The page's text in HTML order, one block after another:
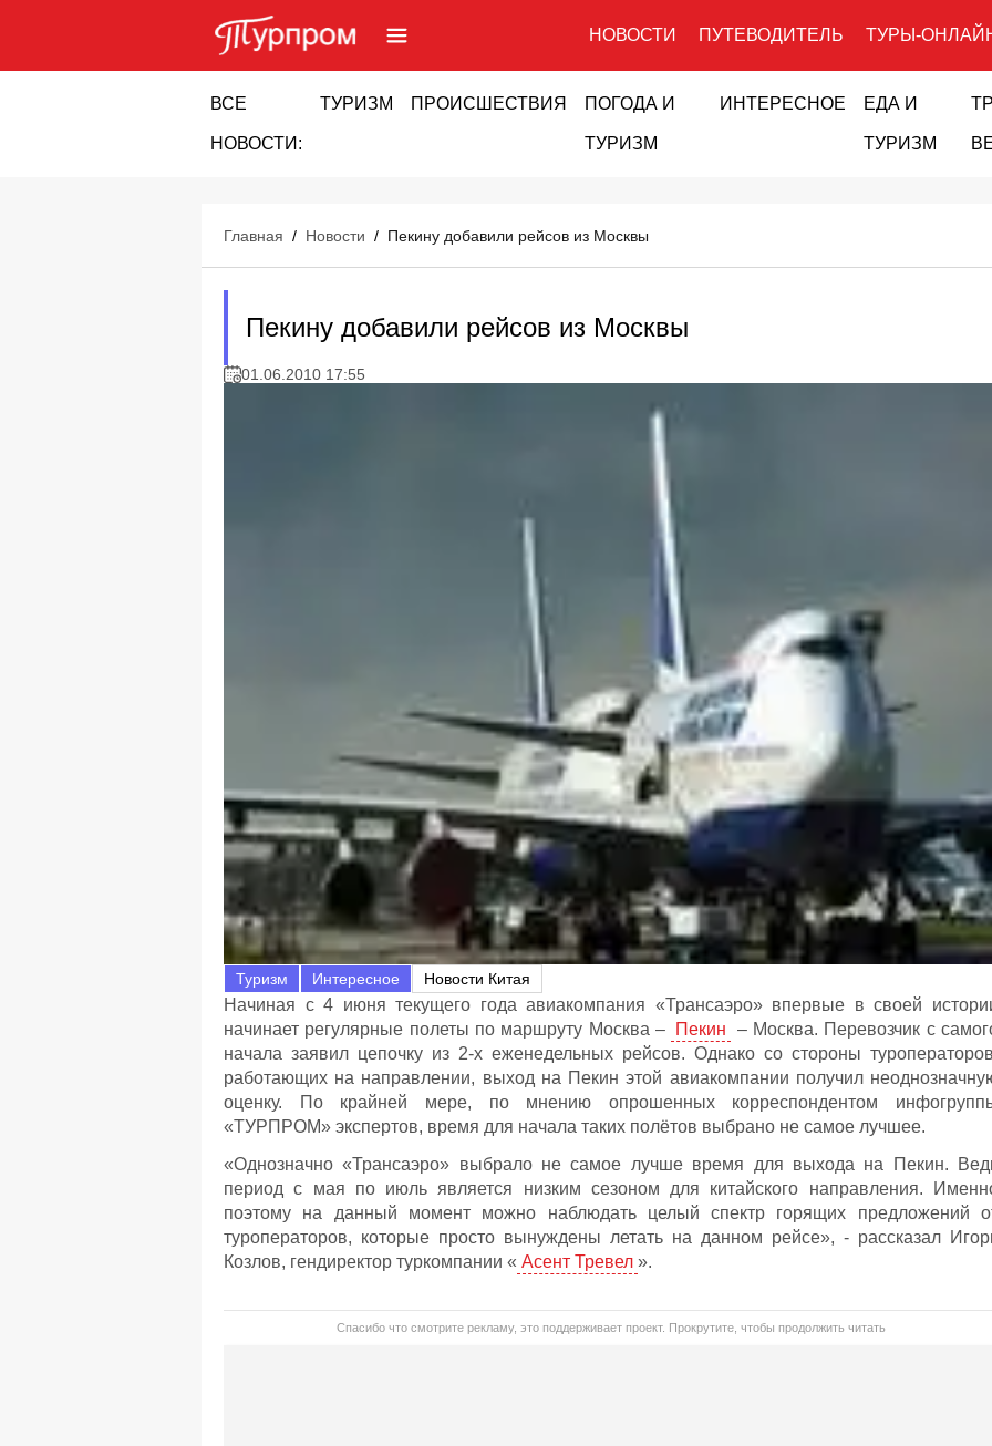
НОВОСТИ ПУТЕВОДИТЕЛЬ ТУРЫ-
ВСЕ
НОВОСТИ:
ТУРИЗМ ПРОИСШЕСТВИЯ ПОГОДА И
ТУРИЗМ
ИНТЕРЕСНОЕ ЕДА И
ТУРИЗМ
Главная / Новости / Пекину добавили рейсов из Москвы
Пекину добавили рейсов из Москвы
01.06.2010 17:55
Туризм Интересное Новости Китая
Начиная с 4 июня текущего года авиакомпания «Трансаэро» впервые в своей
начинает регулярные полеты по маршруту Москва –
Пекин
– Москва. Перевозчик с
начала заявил цепочку из 2-х еженедельных рейсов. Однако со стороны
работающих на направлении, выход на Пекин этой авиакомпании получил
оценку. По крайней мере, по мнению опрошенных корреспондентом
«ТУРПРОМ» экспертов, время для начала таких полётов выбрано не самое лучшее.
«Однозначно «Трансаэро» выбрало не самое лучше время для выхода на Пекин.
период с мая по июль является низким сезоном для китайского направления.
поэтому на данный момент можно наблюдать целый спектр горящих предложений
туроператоров, которые просто вынуждены летать на данном рейсе», - рассказал
Козлов, гендиректор туркомпании « Асент Тревел ».
Спасибо что смотрите рекламу, это поддерживает проект. Прокрутите, чтобы продолжить читать